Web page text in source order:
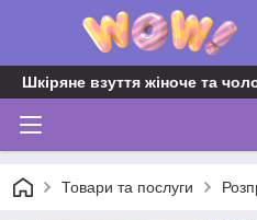
Шкіряне взуття жіноче та
Товари та послуги